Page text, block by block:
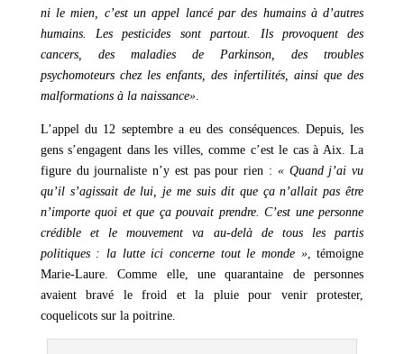
ni le mien, c’est un appel lancé par des humains à d’autres
humains. Les pesticides sont partout. Ils provoquent des
cancers, des maladies de Parkinson, des troubles
psychomoteurs chez les enfants, des infertilités, ainsi que des
malformations à la naissance».
L’appel du 12 septembre a eu des conséquences. Depuis, les
gens s’engagent dans les villes, comme c’est le cas à Aix. La
figure du journaliste n’y est pas pour rien : « Quand j’ai vu
qu’il s’agissait de lui, je me suis dit que ça n’allait pas être
n’importe quoi et que ça pouvait prendre. C’est une personne
crédible et le mouvement va au-delà de tousles partis
politiques : la lutte ici concerne tout le monde », témoigne
Marie-Laure. Comme elle, une quarantaine de personnes
avaient bravé le froid et la pluie pour venir protester,
coquelicots sur la poitrine.